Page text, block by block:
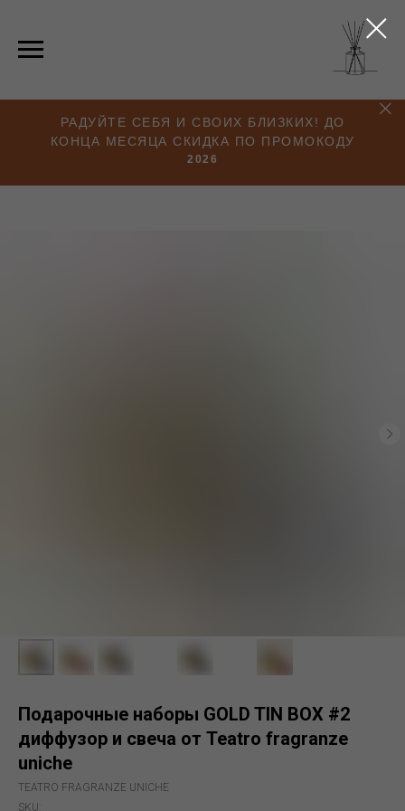
РАДУЙТЕ СЕБЯ И СВОИХ БЛИЗКИХ! ДО
КОНЦА МЕСЯЦА СКИДКА ПО ПРОМОКОДУ
2026
Подарочные наборы GOLD TIN BOX #2
диффузор и свеча от Teatro fragranze
uniche
TEATRO FRAGRANZE UNICHE
SKU: